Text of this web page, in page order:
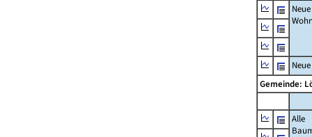
Neue
Gemeinde:
Alle